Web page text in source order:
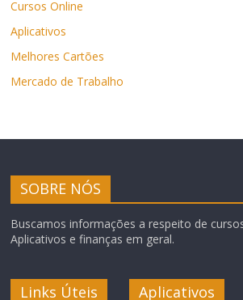
Cursos Online
Aplicativos
Melhores Cartões
Mercado de Trabalho
SOBRE NÓS
Buscamos informações a respeito de
Aplicativos e finanças em geral.
Links Úteis Aplicativos